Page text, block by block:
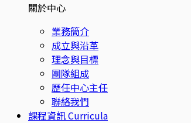
關於中心
業務簡介
成立與沿革
理念與目標
團隊組成
歷任中心主任
聯絡我們
課程資訊Curricula